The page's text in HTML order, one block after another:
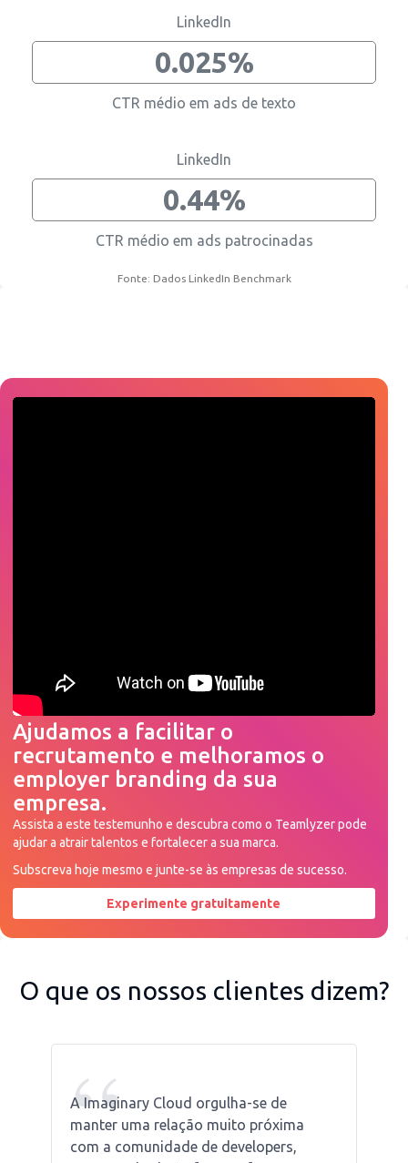
Peça uma demonstração agora
LinkedIn
0.025%
CTR médio em ads de texto
LinkedIn
0.44%
CTR médio em ads patrocinadas
Fonte: Dados LinkedIn Benchmark
Ajudamos a facilitar o
recrutamento e melhoramos o
employer branding da sua
empresa.
Assista a este testemunho e descubra como o Teamlyzer pode
ajudar a atrair talentos e fortalecer a sua marca.
Subscreva hoje mesmo e junte-se às empresas de sucesso.
Experimente gratuitamente
O que os nossos clientes dizem?
“
A Imaginary Cloud orgulha-se de
manter uma relação muito próxima
com a comunidade de developers,